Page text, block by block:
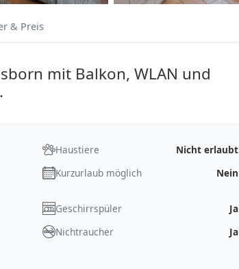
& Preis
mit Balkon, WLAN und
Haustiere
Nicht erlaubt
Kurzurlaub möglich
Nein
Geschirrspüler
Ja
Nichtraucher
Ja